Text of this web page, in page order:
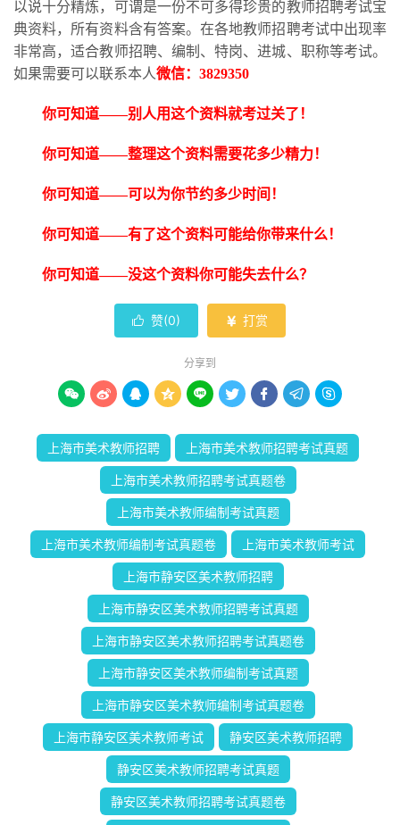
以说十分精炼，可谓是一份不可多得珍贵的教师招聘考试宝
典资料，所有资料含有答案。在各地教师招聘考试中出现率
非常高，适合教师招聘、编制、特岗、进城、职称等考试。
如果需要可以联系本人微信： 3829350
你可知道——别人用这个资料就考过关了！
你可知道——整理这个资料需要花多少精力！
你可知道——可以为你节约多少时间！
你可知道——有了这个资料可能给你带来什么！
你可知道——没这个资料你可能失去什么？
 赞(0)  打赏
分享到
        
上海市美术教师招聘 上海市美术教师招聘考试真题
上海市美术教师招聘考试真题卷
上海市美术教师编制考试真题
上海市美术教师编制考试真题卷 上海市美术教师考试
上海市静安区美术教师招聘
上海市静安区美术教师招聘考试真题
上海市静安区美术教师招聘考试真题卷
上海市静安区美术教师编制考试真题
上海市静安区美术教师编制考试真题卷
上海市静安区美术教师考试 静安区美术教师招聘
静安区美术教师招聘考试真题
静安区美术教师招聘考试真题卷